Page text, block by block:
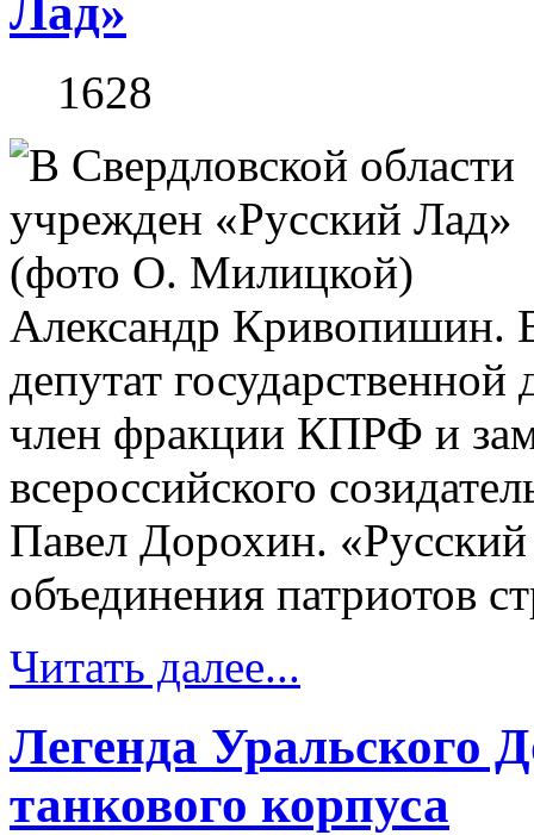
Лад»
1628
Александр Кривопишин.
депутат
член фракции КПРФ и
всероссийского
Павел Дорохин.
объединения патриотов
Читать далее...
Легенда Уральского
танкового корпуса